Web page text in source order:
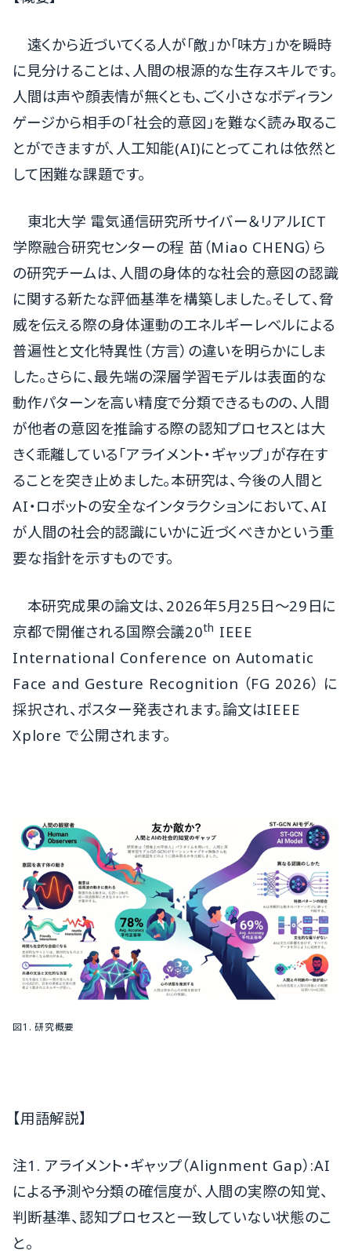
遠くから近づいてくる人が「敵」か「味方」かを瞬時
に見分けることは、人間の根源的な生存スキルです。
人間は声や顔表情が無くとも、ごく小さなボディラン
ゲージから相手の「社会的意図」を難なく読み取るこ
とができますが、人工知能(AI)にとってこれは依然と
して困難な課題です。
東北大学 電気通信研究所サイバー＆ リアルICT
学際融合研究センターの程 苗（Miao CHENG）ら
の研究チームは、人間の身体的な社会的意図の認識
に関する新たな評価基準を構築しました。そして、脅
威を伝える際の身体運動のエネルギーレベルによる
普遍性と文化特異性（方言）の違いを明らかにしま
した。さらに、最先端の深層学習モデルは表面的な
動作パターンを高い精度で分類できるものの、人間
が他者の意図を推論する際の認知プロセスとは大
きく乖離している「アライメント・ギャップ」が存在す
ることを突き止めました。本研究は、今後の人間と
AI・ロボットの安全なインタラクションにおいて、AI
が人間の社会的認識にいかに近づくべきかという重
要な指針を示すものです。
本研究成果の論文は、2026年5月25日～29日に
京都で開催される国際会議20th IEEE
International Conference on Automatic
Face and Gesture Recognition （FG 2026） に
採択され、ポスター発表されます。論文はIEEE
Xplore で公開されます。
図1. 研究概要
【用語解説】
注1. アライメント・ギャップ（Alignment Gap）:AI
による予測や分類の確信度が、人間の実際の知覚、
判断基準、認知プロセスと一致していない状態のこ
と。